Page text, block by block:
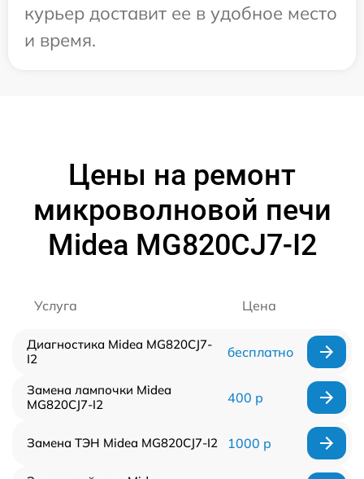
курьер доставит ее в удобное место
и время.
Цены на ремонт
микроволновой печи
Midea MG820CJ7-I2
Услуга Цена
Диагностика Midea MG820CJ7-
I2
бесплатно
Замена лампочки Midea
MG820CJ7-I2
400 р
Замена ТЭН Midea MG820CJ7-I2 1000 р